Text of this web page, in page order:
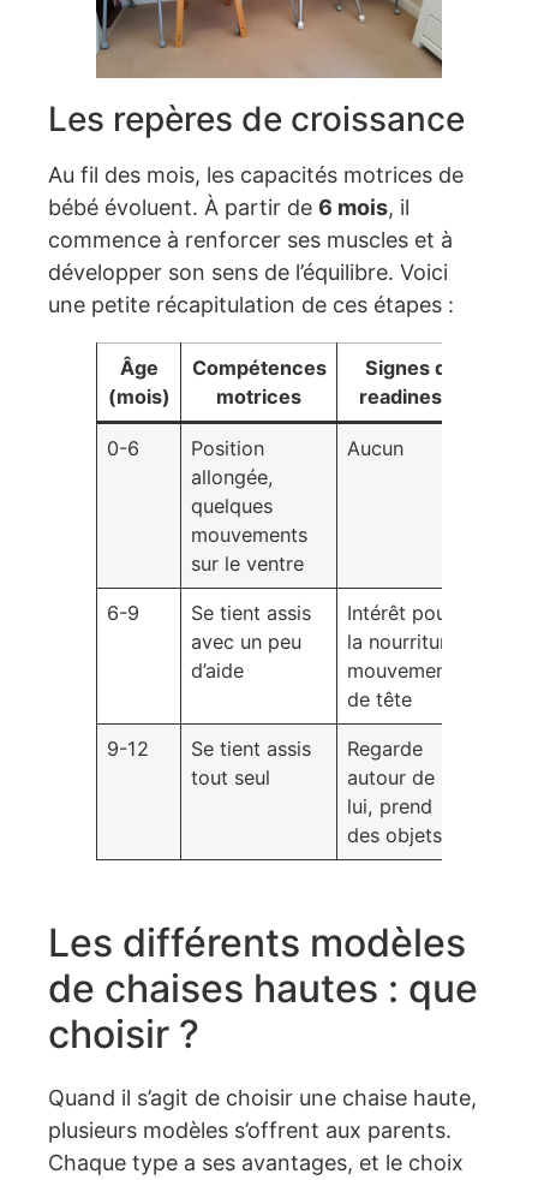
Les repères de croissance
Au fil des mois, les capacités motrices de
bébé évoluent. À partir de 6 mois, il
commence à renforcer ses muscles et à
développer son sens de l’équilibre. Voici
une petite récapitulation de ces étapes :
Âge
(mois)
Compétences
motrices
Signes d
readiness
0-6
Position
allongée,
quelques
mouvements
sur le ventre
Aucun
6-9
Se tient assis
avec un peu
d’aide
Intérêt pour
la nourriture,
mouvements
de tête
9-12
Se tient assis
tout seul
Regarde
autour de
lui, prend
des objets
Les différents modèles
de chaises hautes : que
choisir ?
Quand il s’agit de choisir une chaise haute,
plusieurs modèles s’offrent aux parents.
Chaque type a ses avantages, et le choix